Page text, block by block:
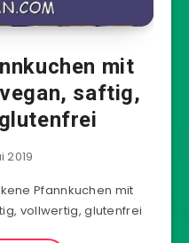
mit
saftig,
2019
Pfannkuchen mit
vollwertig, glutenfrei